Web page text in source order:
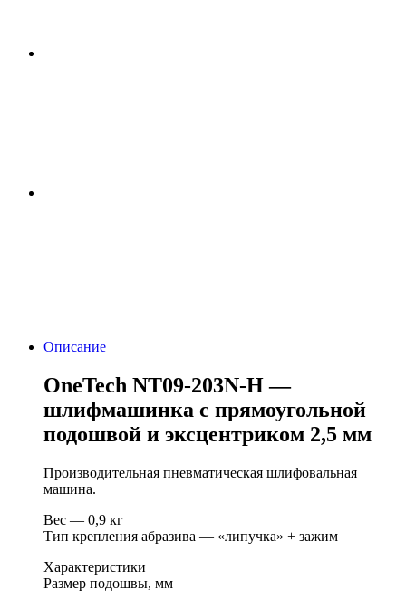
Описание
OneTech NT09-203N-H —
шлифмашинка с прямоугольной
подошвой и эксцентриком 2,5 мм
Производительная пневматическая шлифовальная
машина.
Вес — 0,9 кг
Тип крепления абразива — «липучка» + зажим
Характеристики
Размер подошвы, мм